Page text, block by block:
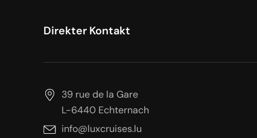
Direkter Kontakt
39 rue de la Gare
L-6440 Echternach
info@luxcruises.lu